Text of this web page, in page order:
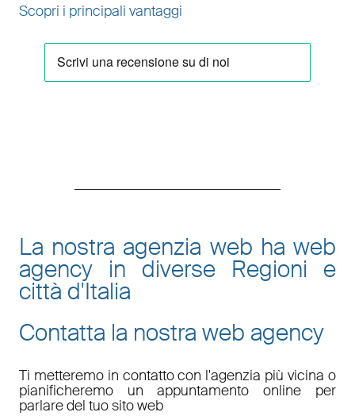
Scopri i principali vantaggi
La nostra agenzia web ha web
agency in diverse Regioni e
città d'Italia
Contatta la nostra web agency
Ti metteremo in contatto con l'agenzia più vicina o
pianificheremo un appuntamento online per
parlare del tuo sito web